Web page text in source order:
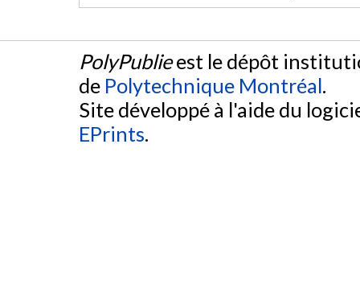
PolyPublieest le dépôt
de Polytechnique Montréal.
Site développé à l'aide du
EPrints.